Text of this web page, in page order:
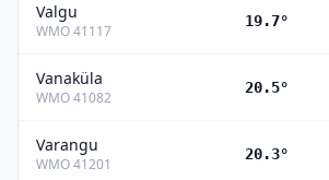
Valgu
WMO41117
19.7°
Vanaküla
WMO41082
20.5°
Varangu
WMO41201
20.3°